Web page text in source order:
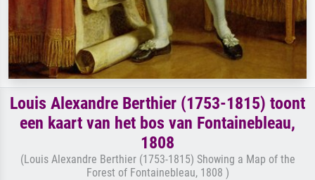
Louis Alexandre Berthier (1753-1815) toont
een kaart van het bos van Fontainebleau,
1808
(Louis Alexandre Berthier (1753-1815) Showing a Map of the
Forest of Fontainebleau, 1808 )